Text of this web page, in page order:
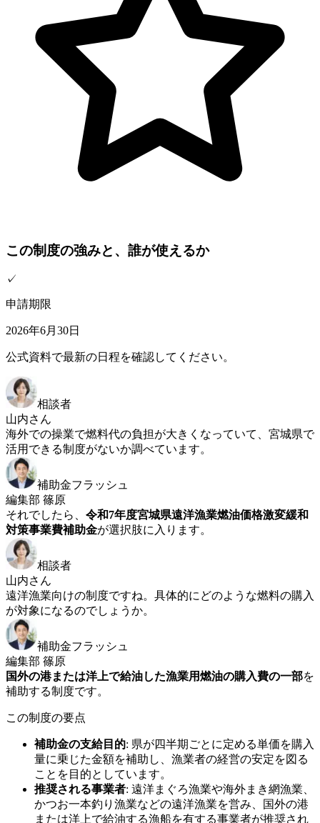
この制度の強みと、誰が使えるか
✓
申請期限
2026年6月30日
公式資料で最新の日程を確認してください。
相談者
山内さん
海外での操業で燃料代の負担が大きくなっていて、宮城県で
活用できる制度がないか調べています。
補助金フラッシュ
編集部 篠原
それでしたら、 令和7年度宮城県遠洋漁業燃油価格激変緩和
対策事業費補助金が選択肢に入ります。
相談者
山内さん
遠洋漁業向けの制度ですね。具体的にどのような燃料の購入
が対象になるのでしょうか。
補助金フラッシュ
編集部 篠原
国外の港または洋上で給油した漁業用燃油の購入費の一部を
補助する制度です。
この制度の要点
補助金の支給目的: 県が四半期ごとに定める単価を購入
量に乗じた金額を補助し、漁業者の経営の安定を図る
ことを目的としています。
推奨される事業者: 遠洋まぐろ漁業や海外まき網漁業、
かつお一本釣り漁業などの遠洋漁業を営み、国外の港
または洋上で給油する漁船を有する事業者が推奨され